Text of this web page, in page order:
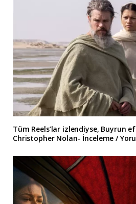
Tüm Reels’lar izlendiyse, Buyrun
Christopher Nolan- İnceleme /